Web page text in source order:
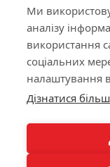
Ми
аналізу
використання
соціальних
налаштування
Дізнатися
Our Address
Laboratory
КНОПКА